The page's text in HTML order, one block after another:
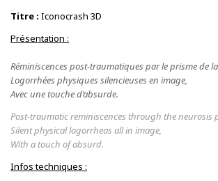
Titre : Iconocrash 3D
Présentation :
Réminiscences post-traumatiques par le prisme de
Logorrhées physiques silencieuses en image,
Avec une touche d’absurde.
Post-traumatic reminiscences through the neurosis
Silent physical logorrheas all in image,
With a touch of absurd.
Infos techniques :